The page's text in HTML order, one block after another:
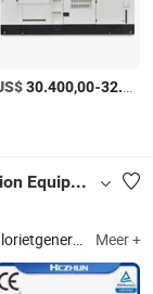
30.400,00-32.600,00
Shandong Hczhun Environmental Protection Equipment Co., Ltd.
intelligente doseerapparatuur Meer +